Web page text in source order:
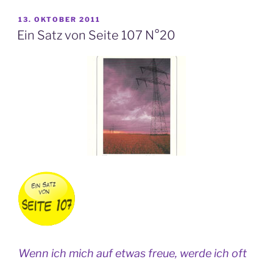
VERÖFFENTLICHT
AM
13. OKTOBER 2011
Ein Satz von Seite 107 N°20
Wenn ich mich auf etwas freue, werde ich oft